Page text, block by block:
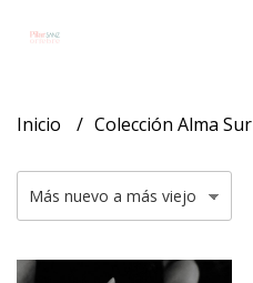
Inicio Colección Alma Sur